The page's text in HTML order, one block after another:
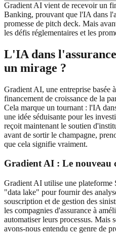
Gradient AI vient de recevoir un
Banking, prouvant que l'IA dans
promesse de pitch deck. Mais
les défis réglementaires et les
L'IA dans
un mirage ?
Gradient AI, une entreprise basée
financement de croissance de la
Cela marque un tournant : l'IA
une idée séduisante pour les
reçoit maintenant le soutien
avant de sortir le champagne,
que cela signifie vraiment.
Gradient AI : Le nouveau
Gradient AI utilise une plateforme
"data lake" pour fournir des
souscription et de gestion des
les compagnies d'assurance à
automatiser leurs processus. Mais
avons-nous entendu ce genre de